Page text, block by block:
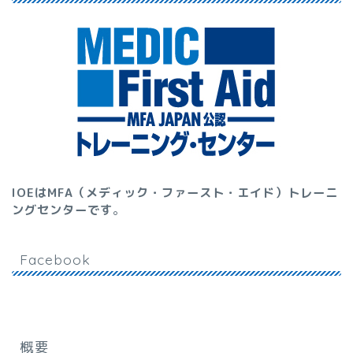
IOEはMFA（メディック・ファースト・エイド）トレーニ
ングセンターです。
Facebook
概要